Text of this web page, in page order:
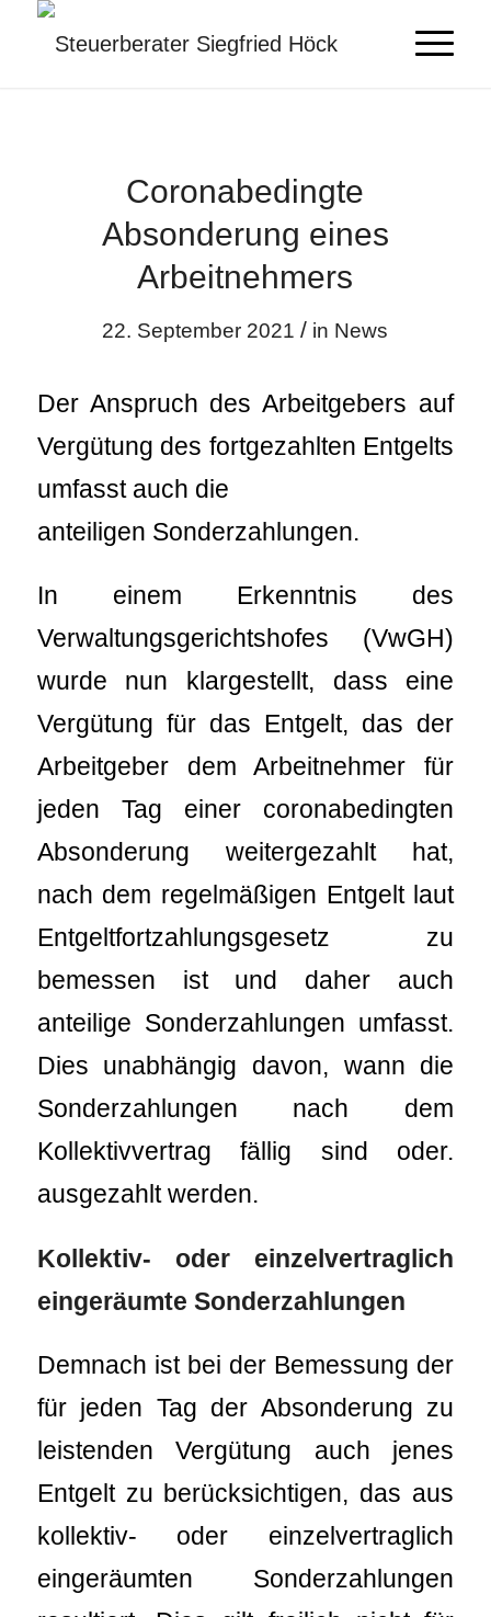
Coronabedingte
Absonderung eines
Arbeitnehmers
22. September 2021 / in News
Der Anspruch des Arbeitgebers auf
Vergütung des fortgezahlten Entgelts
umfasst auch die
anteiligen Sonderzahlungen.
In einem Erkenntnis des
Verwaltungsgerichtshofes (VwGH)
wurde nun klargestellt, dass eine
Vergütung für das Entgelt, das der
Arbeitgeber dem Arbeitnehmer für
jeden Tag einer coronabedingten
Absonderung weitergezahlt hat,
nach dem regelmäßigen Entgelt laut
Entgeltfortzahlungsgesetz zu
bemessen ist und daher auch
anteilige Sonderzahlungen umfasst.
Dies unabhängig davon, wann die
Sonderzahlungen nach dem
Kollektivvertrag fällig sind oder.
ausgezahlt werden.
Kollektiv- oder einzelvertraglich
eingeräumte Sonderzahlungen
Demnach ist bei der Bemessung der
für jeden Tag der Absonderung zu
leistenden Vergütung auch jenes
Entgelt zu berücksichtigen, das aus
kollektiv- oder einzelvertraglich
eingeräumten Sonderzahlungen